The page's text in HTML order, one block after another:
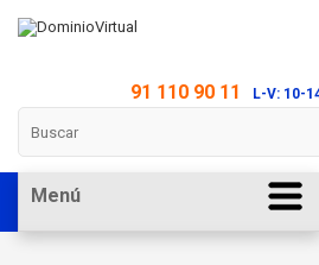
91 110 90 11 L-V: 10-
Menú